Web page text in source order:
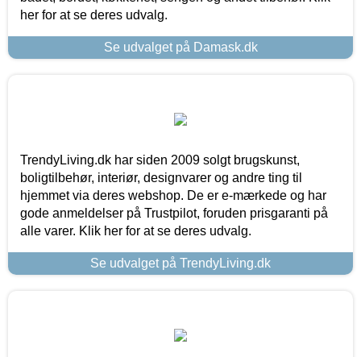
her for at se deres udvalg.
Se udvalget på Damask.dk
TrendyLiving.dk har siden 2009 solgt brugskunst,
boligtilbehør, interiør, designvarer og andre ting til
hjemmet via deres webshop. De er e-mærkede og har
gode anmeldelser på Trustpilot, foruden prisgaranti på
alle varer. Klik her for at se deres udvalg.
Se udvalget på TrendyLiving.dk